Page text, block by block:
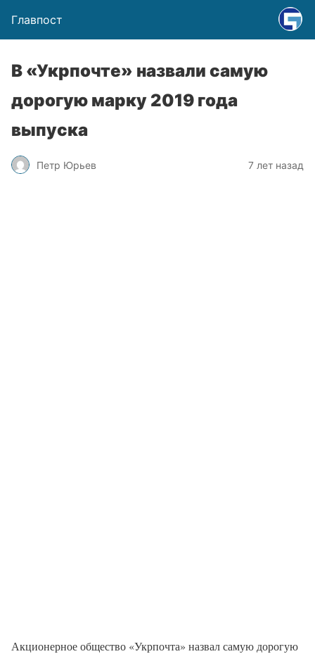
Главпост
В «Укрпочте» назвали самую
дорогую марку 2019 года
выпуска
Петр Юрьев 7 лет назад
Акционерное общество «Укрпочта» назвал самую дорогую